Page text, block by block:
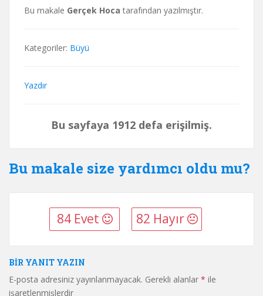
Bu makale Gerçek Hoca tarafından yazılmıştır.
Kategoriler: Büyü
Yazdır
Bu sayfaya 1912 defa erişilmiş.
Bu makale size yardımcı oldu mu?
84 Evet 82 Hayır
BIR YANIT YAZIN
E-posta adresiniz yayınlanmayacak. Gerekli alanlar * ile
işaretlenmişlerdir